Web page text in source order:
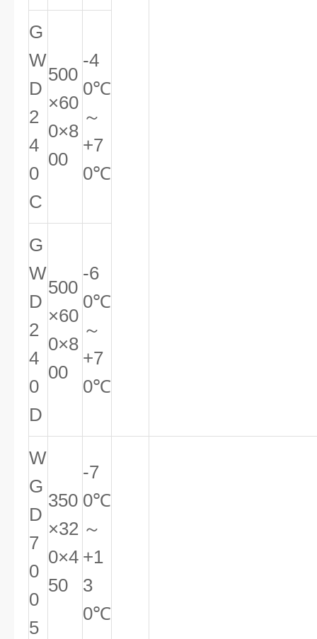
G
W
D
2
4
0
C
500
×60
0×8
00
-4
0℃
～
+7
0℃
G
W
D
2
4
0
D
500
×60
0×8
00
-6
0℃
～
+7
0℃
W
G
D
7
0
0
5
350
×32
0×4
50
-7
0℃
～
+1
3
0℃